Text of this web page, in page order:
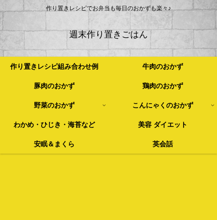
作り置きレシピでお弁当も毎日のおかずも楽々♪
週末作り置きごはん
作り置きレシピ組み合わせ例 牛肉のおかず
豚肉のおかず 鶏肉のおかず
野菜のおかず こんにゃくのおかず
わかめ・ひじき・海苔など 美容 ダイエット
安眠＆まくら 英会話